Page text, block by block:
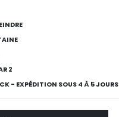
2
- EXPÉDITION SOUS 4 À 5 JOURS